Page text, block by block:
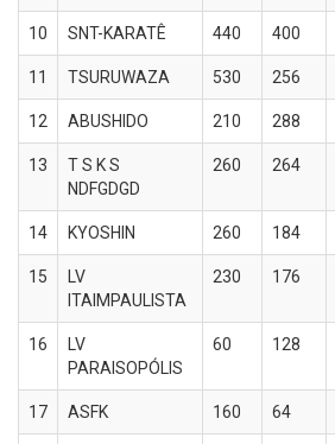
10 SNT-KARATÊ 440 400
11 TSURUWAZA 530 256
12 ABUSHIDO 210 288
13
T S K S
NDFGDGD
260 264
14 KYOSHIN 260 184
15
LV
ITAIMPAULISTA
230 176
16
LV
PARAISOPÓLIS
60 128
17 ASFK 160 64